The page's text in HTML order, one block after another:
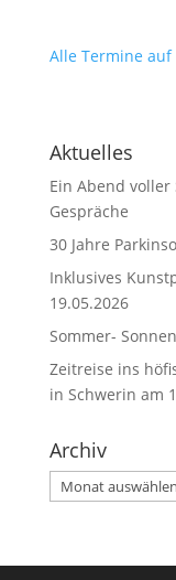
Alle Termine
Aktuelles
Ein Abend
Gespräche
30 Jahre
Inklusives
19.05.2026
Sommer-
Zeitreise ins
in Schwerin am
Archiv
Archiv